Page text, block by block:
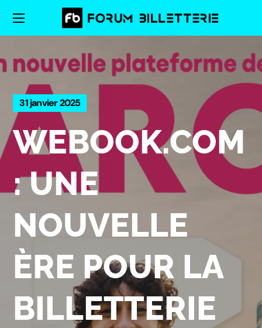
31 janvier 2025
WEBOOK.COM
: UNE
NOUVELLE
ÈRE POUR LA
BILLETTERIE